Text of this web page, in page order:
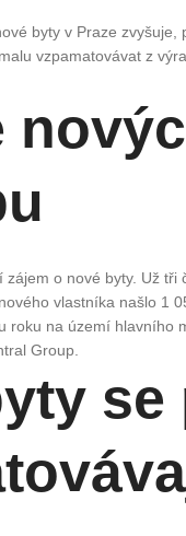
byty v Praze
vzpamatovávat z
o nové byty. Už
vlastníka našlo 1
roku na území hlavního
Group.
se